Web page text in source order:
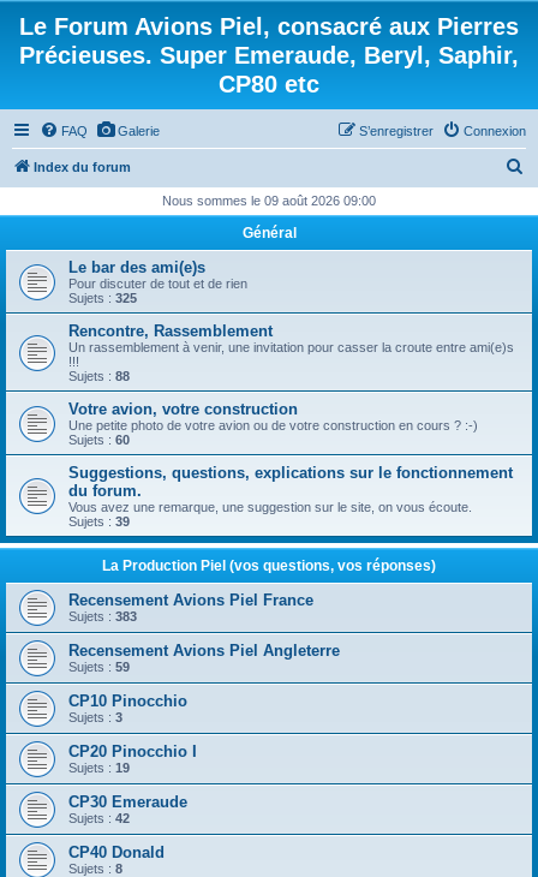
Le Forum Avions Piel, consacré aux Pierres
Précieuses. Super Emeraude, Beryl, Saphir,
CP80 etc
FAQ Galerie Connexion
S’enregistrer
Index du forum
h
r
e
Nous sommes le 09 août 2026 09:00
Général
Le bar des ami(e)s
Pour discuter de tout et de rien
Sujets : 325
Rencontre, Rassemblement
Un rassemblement à venir, une invitation pour casser la croute entre ami(e)s
!!!
Sujets : 88
Votre avion, votre construction
Une petite photo de votre avion ou de votre construction en cours ? :-)
Sujets : 60
Suggestions, questions, explications sur le fonctionnement
du forum.
Vous avez une remarque, une suggestion sur le site, on vous écoute.
Sujets : 39
La Production Piel (vos questions, vos réponses)
Recensement Avions Piel France
Sujets : 383
Recensement Avions Piel Angleterre
Sujets : 59
CP10 Pinocchio
Sujets : 3
CP20 Pinocchio I
Sujets : 19
CP30 Emeraude
Sujets : 42
CP40 Donald
Sujets : 8